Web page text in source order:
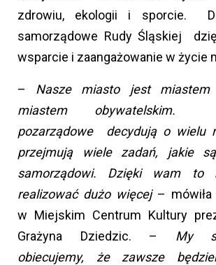
zdrowiu, ekologii i sporcie.
samorządowe Rudy Śląskiej
wsparcie i zaangażowanie w życie
– Nasze miasto jest miastem
miastem obywatelskim.
pozarządowe decydują o wielu
przejmują wiele zadań, jakie
samorządowi. Dzięki wam to
realizować dużo więcej– mówiła
w Miejskim Centrum Kultury
Grażyna Dziedzic. – My
obiecujemy, że zawsze